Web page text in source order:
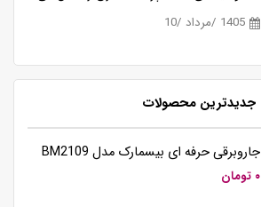
1405 /مرداد /10
جدیدترین محصولات
جاروبرقی حرفه ای بیسمارک مدل BM2109
۰ تومان